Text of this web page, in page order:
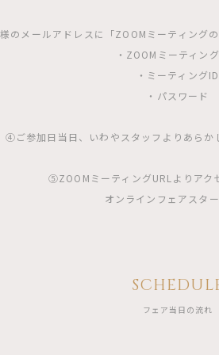
のメールアドレスに「ZOOMミーティング
・ZOOMミーティング
・ミーティングID
・パスワード
④ご参加日当日、いわやスタッフよりあらか
⑤ZOOMミーティングURLよりアク
オンラインフェアスター
フェア当日の流れ